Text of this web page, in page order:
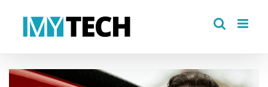
View